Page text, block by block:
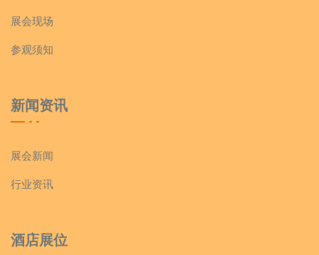
展会现场
参观须知
新闻资讯
展会新闻
行业资讯
酒店展位